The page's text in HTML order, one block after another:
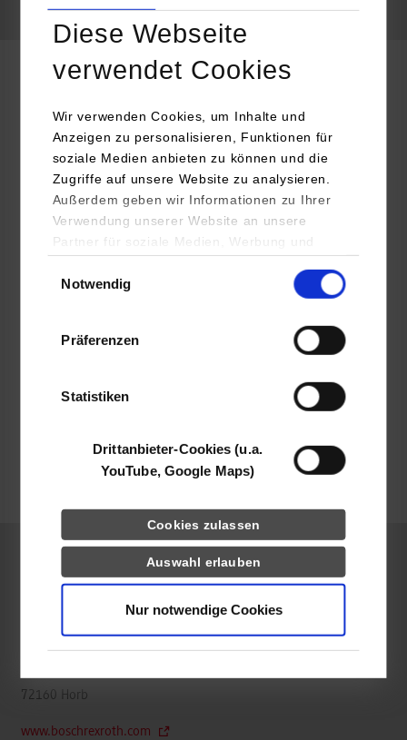
Diese Webseite
verwendet Cookies
Wir verwenden Cookies, um Inhalte und
Anzeigen zu personalisieren, Funktionen für
soziale Medien anbieten zu können und die
Zugriffe auf unsere Website zu analysieren.
Außerdem geben wir Informationen zu Ihrer
Verwendung unserer Website an unsere
Partner für soziale Medien, Werbung und
YouTube, Google Maps) führen diese
Daten zusammen, die Sie ihnen bereitgestellt
haben oder die sie im Rahmen Ihrer Nutzung
Notwendig
Präferenzen
Statistiken
Drittanbieter-Cookies (u.a.
YouTube, Google Maps)
Cookies zulassen
Auswahl erlauben
Nur notwendige Cookies
Bosch Rexroth AG The Drive & Control Company Mobile
An den Kelternwiesen 14
Dipl. Betriebswirtin (BA) Carolin Schwenk
Mechatronik / Allgemeine Mechatronik
Bosch Rexroth AG The Drive & Control Company Mobile
Hydraulics
72160 Horb
www.boschrexroth.com